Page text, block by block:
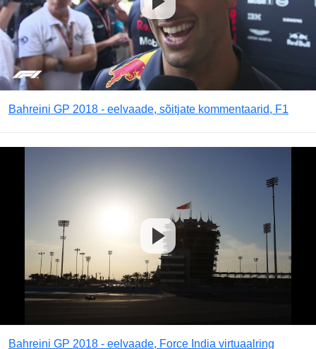
Bahreini GP 2018 - eelvaade, sõitjate kommentaarid, F1
Bahreini GP 2018 - eelvaade, Force India virtuaalring